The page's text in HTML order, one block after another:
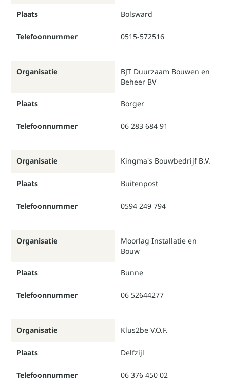
Plaats
Telefoonnummer
Bolsward
0515-572516
Organisatie
Plaats
Telefoonnummer
BJT Duurzaam Bouwen en
Beheer BV
Borger
06 283 684 91
Organisatie
Plaats
Telefoonnummer
Kingma's Bouwbedrijf B.V.
Buitenpost
0594 249 794
Organisatie
Plaats
Telefoonnummer
Moorlag Installatie en
Bouw
Bunne
06 52644277
Organisatie
Plaats
Telefoonnummer
Klus2be V.O.F.
Delfzijl
06 376 450 02